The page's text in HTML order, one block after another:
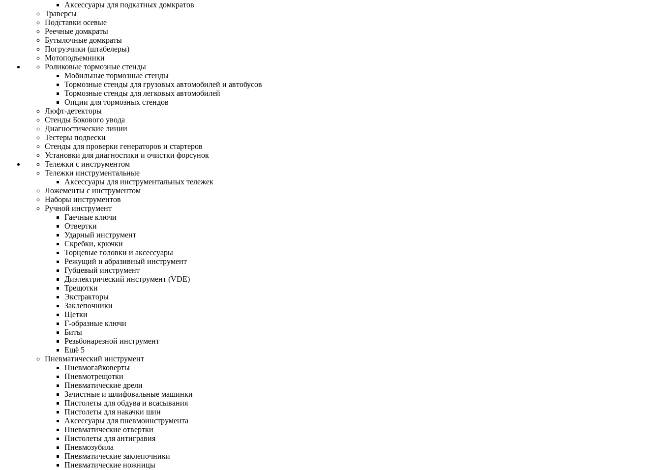
Аксессуары для подкатных домкратов
Траверсы
Подставки осевые
Реечные домкраты
Бутылочные домкраты
Погрузчики (штабелеры)
Мотоподъемники
Роликовые тормозные стенды
Мобильные тормозные стенды
Тормозные стенды для грузовых автомобилей и автобусов
Тормозные стенды для легковых автомобилей
Опции для тормозных стендов
Люфт-детекторы
Стенды Бокового увода
Диагностические линии
Тестеры подвески
Стенды для проверки генераторов и стартеров
Установки для диагностики и очистки форсунок
Тележки с инструментом
Тележки инструментальные
Аксессуары для инструментальных тележек
Ложементы с инструментом
Наборы инструментов
Ручной инструмент
Гаечные ключи
Отвертки
Ударный инструмент
Скребки, крючки
Торцевые головки и аксессуары
Режущий и абразивный инструмент
Губцевый инструмент
Диэлектрический инструмент (VDE)
Трещотки
Экстракторы
Заклепочники
Щетки
Г-образные ключи
Биты
Резьбонарезной инструмент
Ещё 5
Пневматический инструмент
Пневмогайковерты
Пневмотрещотки
Пневматические дрели
Зачистные и шлифовальные машинки
Пистолеты для обдува и всасывания
Пистолеты для накачки шин
Аксессуары для пневмоинструмента
Пневматические отвертки
Пистолеты для антигравия
Пневмозубила
Пневматические заклепочники
Пневматические ножницы